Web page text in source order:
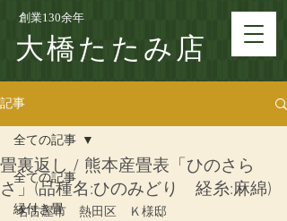
創業130余年
大橋たたみ店
記事
全ての記事
縁付き畳
全ての記事
畳裏返し / 熊本産畳表「ひのさら
さ」(品種名:ひのみどり 経糸:麻綿)
名古屋市　熱田区　Ｋ様邸